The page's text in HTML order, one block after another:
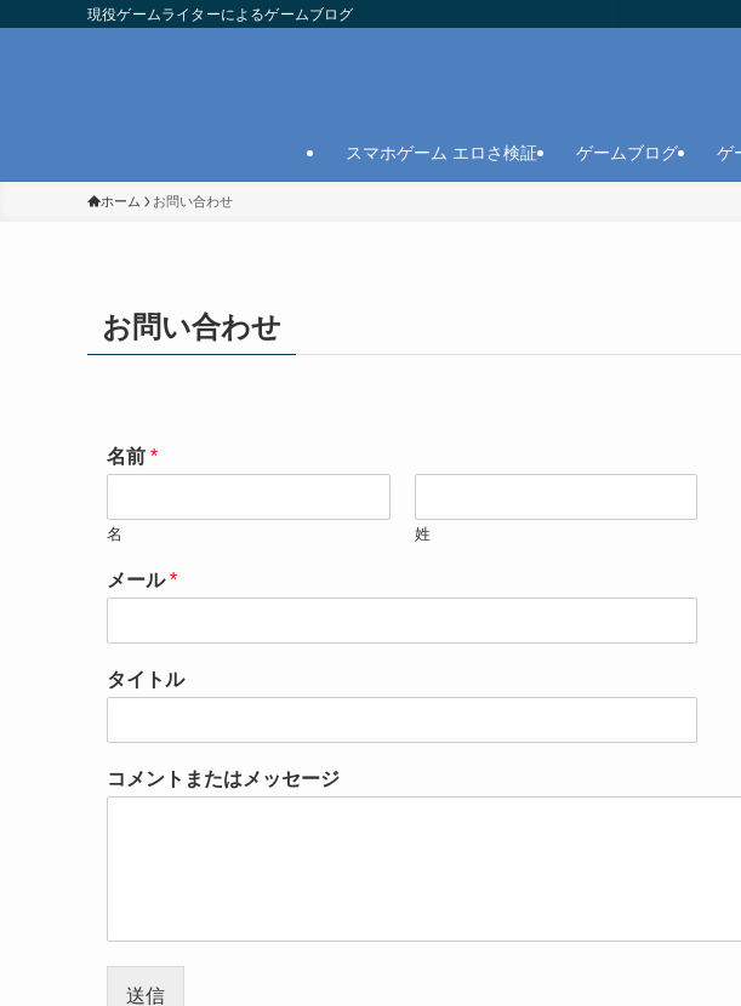
現役ゲームライターによるゲームブログ
スマホゲーム エロさ検証 ゲームブログ ゲ
ホーム お問い合わせ
お問い合わせ
名前 *
名 姓
メール*
タイトル
コメントまたはメッセージ
送信